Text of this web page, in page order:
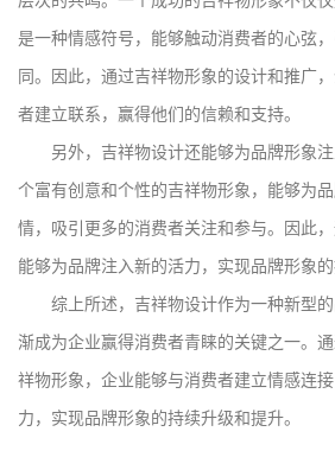
是一种情感符号，能够触动消费者的心弦
同。因此，通过吉祥物形象的设计和推广
者建立联系，赢得他们的信赖和支持。
另外，吉祥物设计还能够为品牌形象
个富有创意和个性的吉祥物形象，能够为
情，吸引更多的消费者关注和参与。因此
能够为品牌注入新的活力，实现品牌形象的
综上所述，吉祥物设计作为一种新型
渐成为企业赢得消费者青睐的关键之一。
祥物形象，企业能够与消费者建立情感连
力，实现品牌形象的持续升级和提升。